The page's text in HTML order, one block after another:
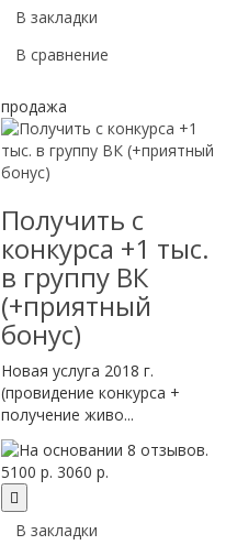
В закладки
В сравнение
продажа
Получить с
конкурса +1 тыс.
в группу ВК
(+приятный
бонус)
Новая услуга 2018 г.
(провидение конкурса +
получение живо...
5100 р. 3060 р.
В закладки